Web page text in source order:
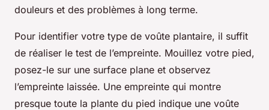
douleurs et des problèmes à long terme.
Pour identifier votre type de voûte plantaire, il suffit
de réaliser le test de l’empreinte. Mouillez votre pied,
posez-le sur une surface plane et observez
l’empreinte laissée. Une empreinte qui montre
presque toute la plante du pied indique une voûte